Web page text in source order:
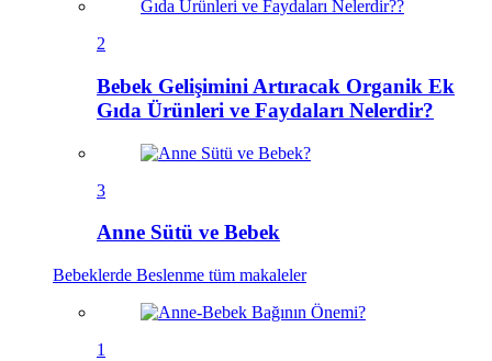
2
Bebek Gelişimini Artıracak Organik Ek
Gıda Ürünleri ve Faydaları Nelerdir?
3
Anne Sütü ve Bebek
Bebeklerde Beslenme tüm makaleler
1